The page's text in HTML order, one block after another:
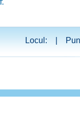
Locul: |